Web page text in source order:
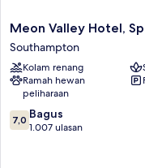
Meon
Valley
Hotel,
Spa
&
Golf
Southampton
Meon Valley Hotel,
Southampton
Kolam renang
Ramah hewan
peliharaan
7.0
dari
7,0 Bagus
1.007 ulasan